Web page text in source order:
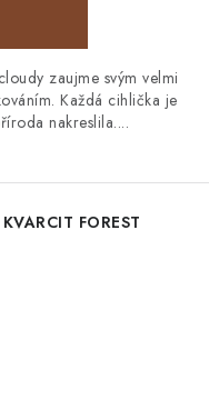
zaujme svým velmi
Každá cihlička je
nakreslila....
FOREST